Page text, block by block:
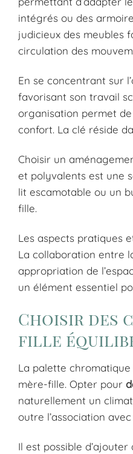
intégrés ou des
judicieux des meubles
circulation des
En se concentrant sur
favorisant son travail
organisation permet
confort. La clé réside
Choisir un
et polyvalents est une
lit escamotable ou un
fille.
Les aspects pratiques
La collaboration entre
appropriation de
un élément essentiel
Choisir des
fille
La palette
mère-fille. Opter pour
naturellement un
outre l’association
Il est possible